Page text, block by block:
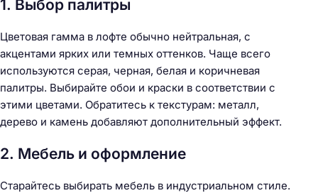
1. Выбор палитры
Цветовая гамма в лофте обычно нейтральная, с
акцентами ярких или темных оттенков. Чаще всего
используются серая, черная, белая и коричневая
палитры. Выбирайте обои и краски в соответствии с
этими цветами. Обратитесь к текстурам: металл,
дерево и камень добавляют дополнительный эффект.
2. Мебель и оформление
Старайтесь выбирать мебель в индустриальном стиле.